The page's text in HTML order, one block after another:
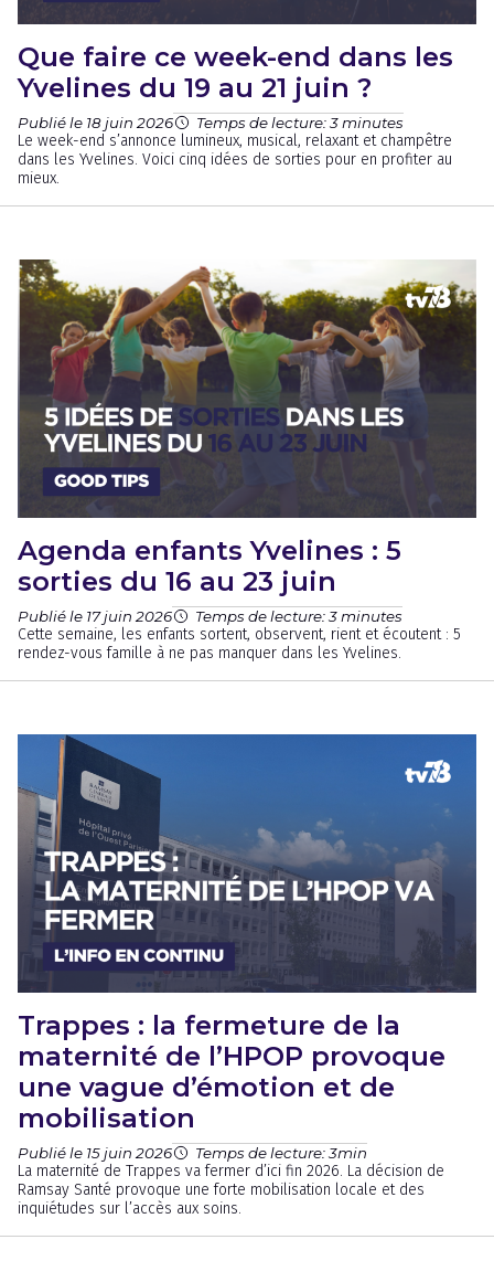
Que faire ce week-end dans les
Yvelines du 19 au 21 juin ?
Publié le 18 juin 2026 Temps de lecture: 3 minutes
Le week-end s’annonce lumineux, musical, relaxant et champêtre
dans les Yvelines. Voici cinq idées de sorties pour en profiter au
mieux.
Agenda enfants Yvelines : 5
sorties du 16 au 23 juin
Publié le 17 juin 2026 Temps de lecture: 3 minutes
Cette semaine, les enfants sortent, observent, rient et écoutent : 5
rendez-vous famille à ne pas manquer dans les Yvelines.
Trappes : la fermeture de la
maternité de l’HPOP provoque
une vague d’émotion et de
mobilisation
Publié le 15 juin 2026 Temps de lecture: 3min
La maternité de Trappes va fermer d’ici fin 2026. La décision de
Ramsay Santé provoque une forte mobilisation locale et des
inquiétudes sur l’accès aux soins.